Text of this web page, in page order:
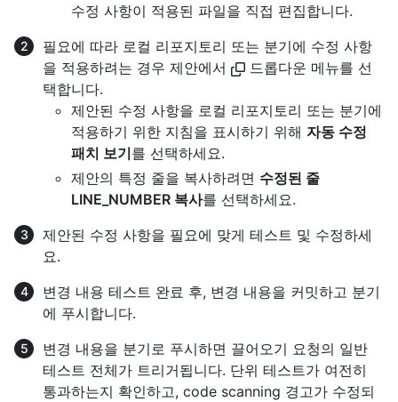
수정 사항이 적용된 파일을 직접 편집합니다.
필요에 따라 로컬 리포지토리 또는 분기에 수정 사항
을 적용하려는 경우 제안에서
드롭다운 메뉴를 선
택합니다.
제안된 수정 사항을 로컬 리포지토리 또는 분기에
적용하기 위한 지침을 표시하기 위해 자동 수정
패치 보기를 선택하세요.
제안의 특정 줄을 복사하려면 수정된 줄
LINE_NUMBER 복사를 선택하세요.
제안된 수정 사항을 필요에 맞게 테스트 및 수정하세
요.
변경 내용 테스트 완료 후, 변경 내용을 커밋하고 분기
에 푸시합니다.
변경 내용을 분기로 푸시하면 끌어오기 요청의 일반
테스트 전체가 트리거됩니다. 단위 테스트가 여전히
통과하는지 확인하고, code scanning 경고가 수정되